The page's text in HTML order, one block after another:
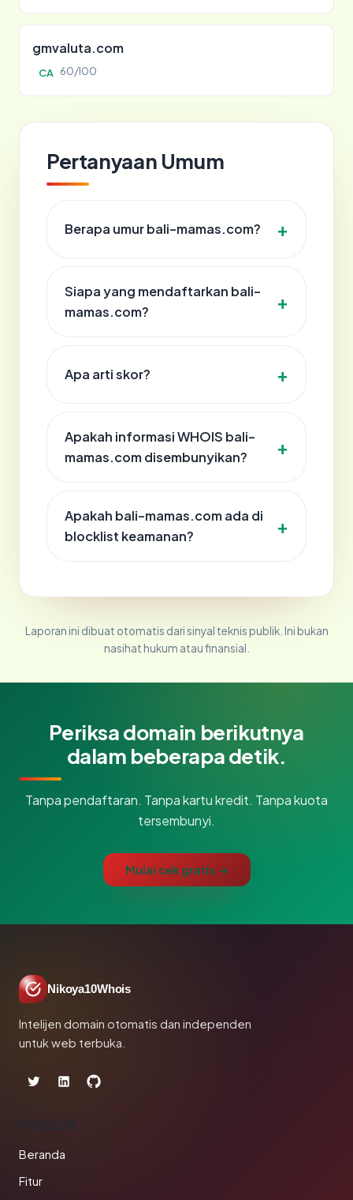
gmvaluta.com
CA 60/100
Pertanyaan Umum
Berapa umur bali-mamas.com?
Siapa yang mendaftarkan bali-
mamas.com?
Apa arti skor?
Apakah informasi WHOIS bali-
mamas.com disembunyikan?
Apakah bali-mamas.com ada di
blocklist keamanan?
Laporan ini dibuat otomatis dari sinyal teknis publik. Ini bukan
nasihat hukum atau finansial.
Periksa domain berikutnya
dalam beberapa detik.
Tanpa pendaftaran. Tanpa kartu kredit. Tanpa kuota
tersembunyi.
Mulai cek gratis →
Nikoya10Whois
Intelijen domain otomatis dan independen
untuk web terbuka.
PRODUK
Beranda
Fitur